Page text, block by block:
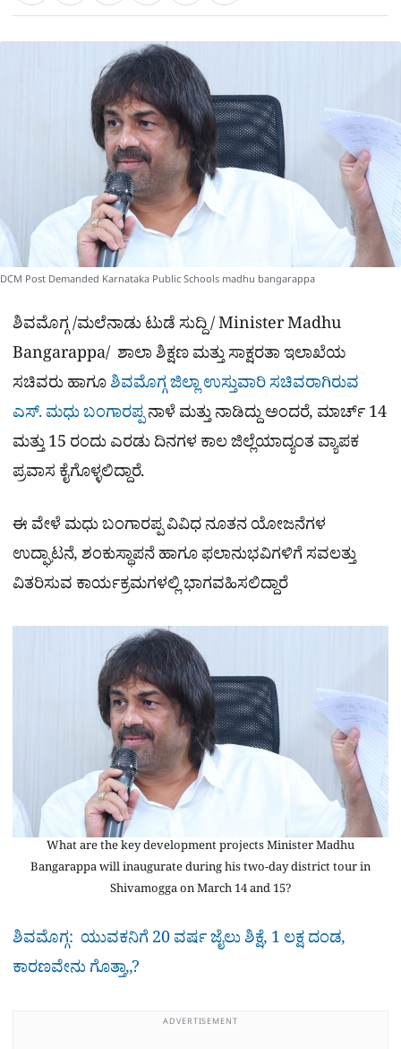
a
t
p
c
e
o
l
e
a
m
ಕ್
h
a
e
DCM Post Demanded Karnataka Public Schools madhu bangarappa
ಶಿವಮೊಗ್ಗ /ಮಲೆನಾಡು ಟುಡೆ ಸುದ್ದಿ / Minister Madhu
Bangarappa/ ಶಾಲಾ ಶಿಕ್ಷಣ ಮತ್ತು ಸಾಕ್ಷರತಾ ಇಲಾಖೆಯ
ಸಚಿವರು ಹಾಗೂಶಿವಮೊಗ್ಗ ಜಿಲ್ಲಾ ಉಸ್ತುವಾರಿ ಸಚಿವರಾಗಿರುವ
ಎಸ್. ಮಧು ಬಂಗಾರಪ್ಪನಾಳೆ ಮತ್ತು ನಾಡಿದ್ದು ಅಂದರೆ, ಮಾರ್ಚ್ 14
ಮತ್ತು 15 ರಂದು ಎರಡು ದಿನಗಳ ಕಾಲ ಜಿಲ್ಲೆಯಾದ್ಯಂತ ವ್ಯಾಪಕ
ಪ್ರವಾಸ ಕೈಗೊಳ್ಳಲಿದ್ದಾರೆ.
ಈ ವೇಳೆ ಮಧು ಬಂಗಾರಪ್ಪ ವಿವಿಧ ನೂತನ ಯೋಜನೆಗಳ
ಉದ್ಘಾಟನೆ, ಶಂಕುಸ್ಥಾಪನೆ ಹಾಗೂ ಫಲಾನುಭವಿಗಳಿಗೆ ಸವಲತ್ತು
ವಿತರಿಸುವ ಕಾರ್ಯಕ್ರಮಗಳಲ್ಲಿ ಭಾಗವಹಿಸಲಿದ್ದಾರೆ
What are the key development projects Minister Madhu
Bangarappa will inaugurate during his two-day district tour in
Shivamogga on March 14 and 15?
ಶಿವಮೊಗ್ಗ: ಯುವಕನಿಗೆ 20 ವರ್ಷ ಜೈಲು ಶಿಕ್ಷೆ, 1 ಲಕ್ಷ ದಂಡ,
ಕಾರಣವೇನು ಗೊತ್ತಾ,,?
ADVERTISEMENT